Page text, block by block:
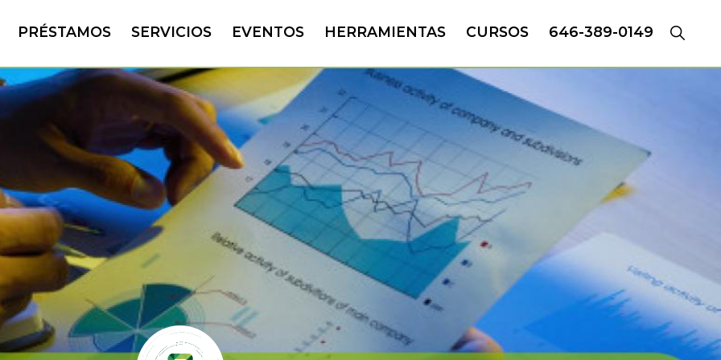
PRÉSTAMOS SERVICIOS EVENTOS HERRAMIENTAS CURSOS 646-389-0149